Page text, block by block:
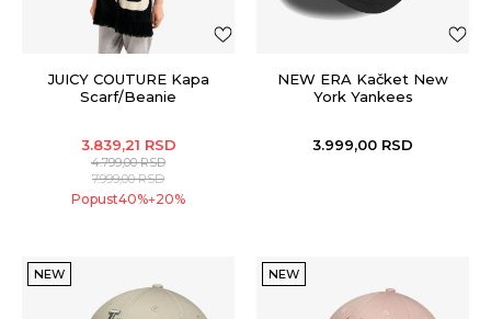
JUICY COUTURE Kapa
Scarf/Beanie
3.839,21 RSD
4.799,00RSD
7.999,00RSD
Popust40%+20%
NEW ERA Kačket New
York Yankees
3.999,00 RSD
NEW NEW